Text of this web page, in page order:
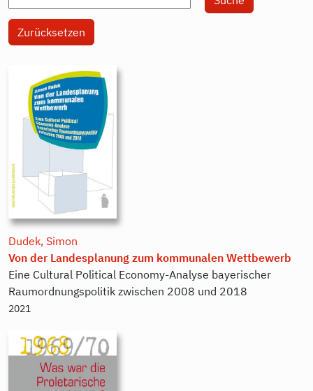
Dudek, Simon
Von der Landesplanung zum kommunalen Wettbewerb
Eine Cultural Political Economy-Analyse bayerischer
Raumordnungspolitik zwischen 2008 und 2018
2021